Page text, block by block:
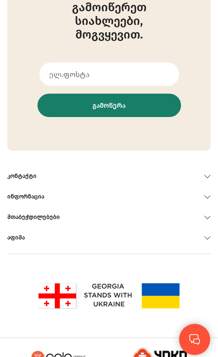
გამოიწერეთ
სიახლეები,
მოგვყევით.
ᲒᲐᲛᲝᲬᲔᲠᲐ
ᲙᲝᲜᲢᲐᲥᲢᲘ
ᲘᲜᲤᲝᲠᲛᲐᲪᲘᲐ
ᲨᲗᲐᲑᲔᲭᲓᲘᲚᲔᲑᲔᲑᲘ
ᲐᲤᲘᲨᲐ